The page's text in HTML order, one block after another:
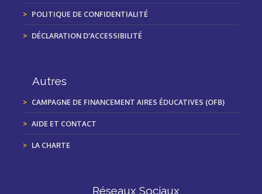
POLITIQUE DE CONFIDENTIALITÉ
DÉCLARATION D'ACCESSIBILITÉ
Autres
CAMPAGNE DE FINANCEMENT AIRES ÉDUCATIVES (OFB)
AIDE ET CONTACT
LA CHARTE
Réseaux Sociaux